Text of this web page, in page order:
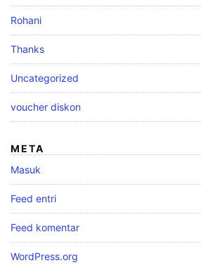
Rohani
Thanks
Uncategorized
voucher diskon
META
Masuk
Feed entri
Feed komentar
WordPress.org